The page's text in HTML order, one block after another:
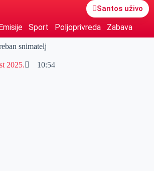
Santos uživo
Sport Poljoprivreda Zabava
snimatelj
2025. 10:54